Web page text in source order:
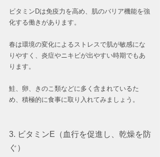
ビタミンDは免疫力を高め、肌のバリア機能を強
化する働きがあります。
春は環境の変化によるストレスで肌が敏感にな
りやすく、炎症やニキビが出やすい時期でもあ
ります。
鮭、卵、きのこ類などに多く含まれているた
め、積極的に食事に取り入れてみましょう。
3. ビタミンE（血行を促進し、乾燥を防
ぐ）